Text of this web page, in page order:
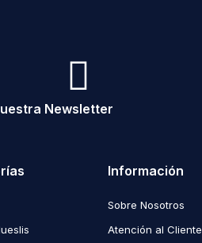
Newsletter
Información
Sobre Nosotros
Atención al Cliente